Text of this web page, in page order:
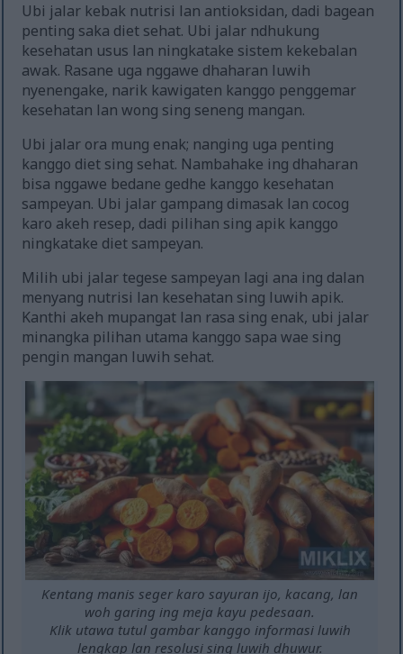
Ubi jalar kebak nutrisi lan antioksidan, dadi bagean
penting saka diet sehat. Ubi jalar ndhukung
kesehatan usus lan ningkatake sistem kekebalan
awak. Rasane uga nggawe dhaharan luwih
nyenengake, narik kawigaten kanggo penggemar
kesehatan lan wong sing seneng mangan.
Ubi jalar ora mung enak; nanging uga penting
kanggo diet sing sehat. Nambahake ing dhaharan
bisa nggawe bedane gedhe kanggo kesehatan
sampeyan. Ubi jalar gampang dimasak lan cocog
karo akeh resep, dadi pilihan sing apik kanggo
ningkatake diet sampeyan.
Milih ubi jalar tegese sampeyan lagi ana ing dalan
menyang nutrisi lan kesehatan sing luwih apik.
Kanthi akeh mupangat lan rasa sing enak, ubi jalar
minangka pilihan utama kanggo sapa wae sing
pengin mangan luwih sehat.
Kentang manis seger karo sayuran ijo, kacang, lan
woh garing ing meja kayu pedesaan.
Klik utawa tutul gambar kanggo informasi luwih
lengkap lan resolusi sing luwih dhuwur.